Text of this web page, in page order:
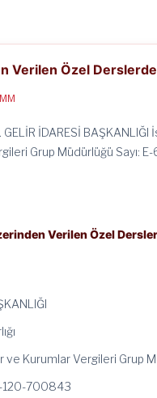
Verilen Özel
GELİR İDARESİ
Grup Müdürlüğü Sayı:
Verilen Özel
ve Kurumlar Vergileri Grup
120-700843